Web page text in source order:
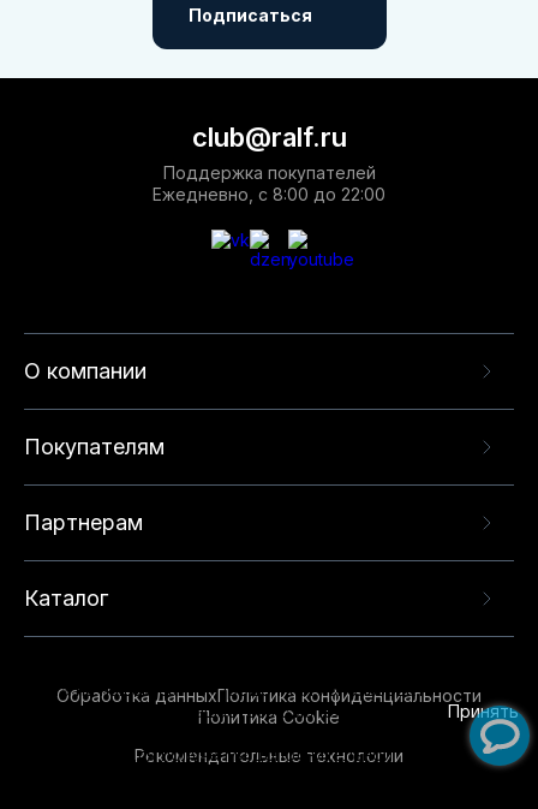
Подписаться
О компании
Покупателям
Партнерам
Каталог
club@ralf.ru
Поддержка покупателей
Ежедневно, с 8:00 до 22:00
Обработка данныхПолитика конфиденциальности
Политика Cookie
Рекомендательные технологии
опыта на нашем сайте. Продолжая использовать
данный сайт, вы соглашаетесь с использованием
технологий. Для получения дополнительной
Принять